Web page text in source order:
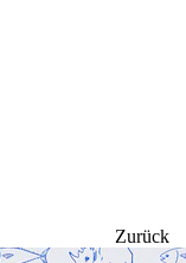
Zurück